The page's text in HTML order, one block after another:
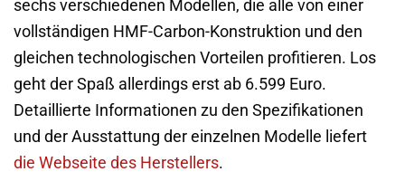
sechs verschiedenen Modellen, die alle von einer
vollständigen HMF-Carbon-Konstruktion und den
gleichen technologischen Vorteilen profitieren. Los
geht der Spaß allerdings erst ab 6.599 Euro.
Detaillierte Informationen zu den Spezifikationen
und der Ausstattung der einzelnen Modelle liefert
die Webseite des Herstellers.